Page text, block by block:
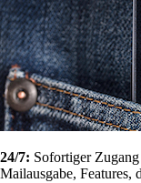
24/7: Sofortiger
Mailausgabe, Features,